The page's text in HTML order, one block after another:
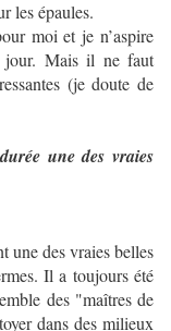
les épaules.
moi et je n’aspire
jour. Mais il ne faut
(je doute de
une des vraies
une des vraies belles
Il a toujours été
des "maîtres de
dans des milieux